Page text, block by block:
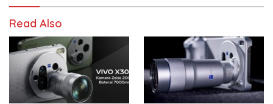
Read Also